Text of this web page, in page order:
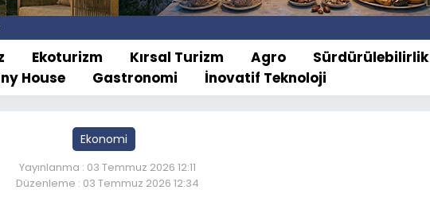
Ekoturizm Kırsal Turizm Agro
Sürdürülebilirlik
House
Gastronomi İnovatif Teknoloji
Ekonomi
Yayınlanma : 03 Temmuz 2026 12:11
Düzenleme : 03 Temmuz 2026 12:34